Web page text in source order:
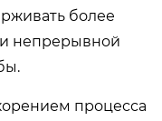
более
непрерывной
процесса